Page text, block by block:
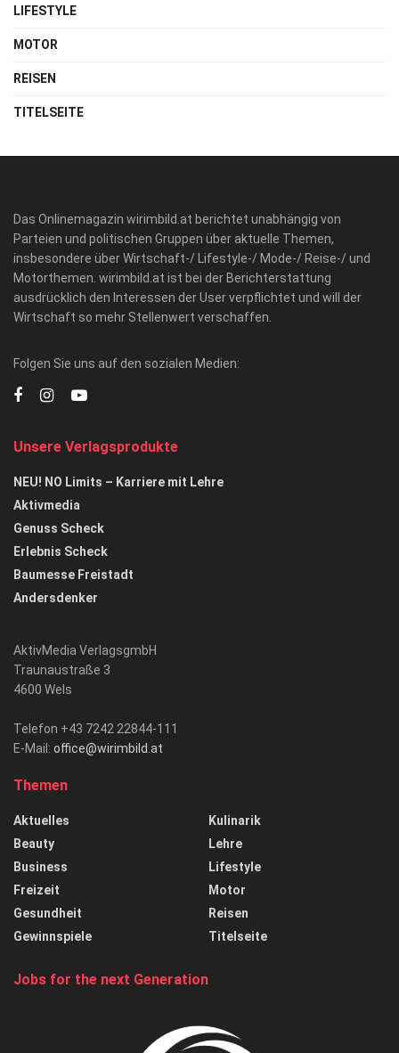
LIFESTYLE
MOTOR
REISEN
TITELSEITE
Das Onlinemagazin wirimbild.at berichtet unabhängig von
Parteien und politischen Gruppen über aktuelle Themen,
insbesondere über Wirtschaft-/ Lifestyle-/ Mode-/ Reise-/ und
Motorthemen. wirimbild.at ist bei der Berichterstattung
ausdrücklich den Interessen der User verpflichtet und will der
Wirtschaft so mehr Stellenwert verschaffen.
Folgen Sie uns auf den sozialen Medien:
Unsere Verlagsprodukte
NEU! NO Limits – Karriere mit Lehre
Aktivmedia
Genuss Scheck
Erlebnis Scheck
Baumesse Freistadt
Andersdenker
AktivMedia VerlagsgmbH
Traunaustraße 3
4600 Wels
Telefon +43 7242 22844-111
E-Mail: office@wirimbild.at
Themen
Aktuelles
Beauty
Business
Freizeit
Gesundheit
Gewinnspiele
Kulinarik
Lehre
Lifestyle
Motor
Reisen
Titelseite
Jobs for the next Generation